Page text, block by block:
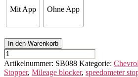
Mit App Ohne App
In den Warenkorb
CHEVROLET
BLAZER
Menge
Artikelnummer: SB088 Kategorie:
Stopper, Mileage blocker, speedometer